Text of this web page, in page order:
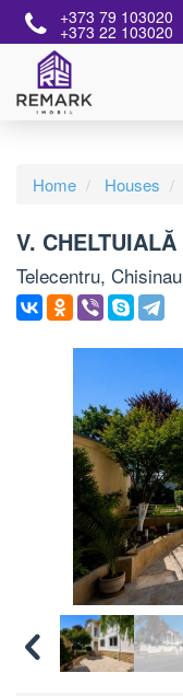
+373 79 103020
+373 22 103020
Home Houses
V. CHELTUIALĂ
Telecentru, Chisinau